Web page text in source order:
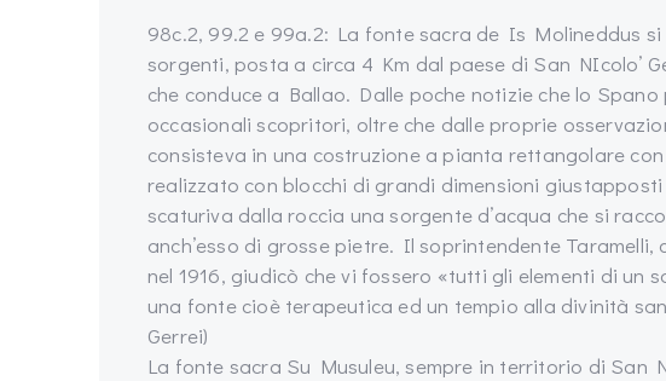
98c.2, 99.2 e 99a.2: La fonte sacra de Is Molineddus
sorgenti, posta a circa 4 Km dal paese di San NIcolo’
che conduce a Ballao. Dalle poche notizie che lo
occasionali scopritori, oltre che dalle proprie
consisteva in una costruzione a pianta rettangolare
realizzato con blocchi di grandi dimensioni giustapposti
scaturiva dalla roccia una sorgente d’acqua che si
anch’esso di grosse pietre. Il soprintendente Taramelli,
nel 1916, giudicò che vi fossero «tutti gli elementi di un
una fonte cioè terapeutica ed un tempio alla divinità
Gerrei)
La fonte sacra Su Musuleu, sempre in territorio di San